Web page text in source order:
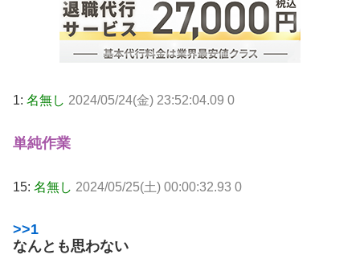
1: 名無し 2024/05/24(金) 23:52:04.09 0
単純作業
15: 名無し 2024/05/25(土) 00:00:32.93 0
>>1
なんとも思わない